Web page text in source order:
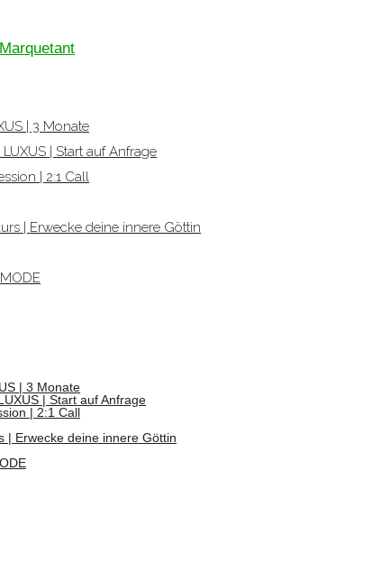
| 3 Monate
| Start auf Anfrage
| 2:1 Call
| Erwecke deine innere Göttin
| 3 Monate
| Start auf Anfrage
| 2:1 Call
| Erwecke deine innere Göttin